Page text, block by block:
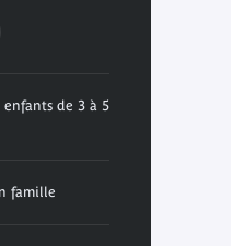
enfants de 3 à 5
famille